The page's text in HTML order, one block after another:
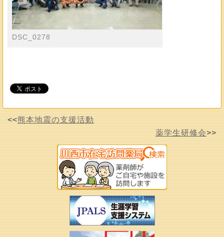
DSC_0278
<<熊本地震の支援活動
薬学生研修会>>